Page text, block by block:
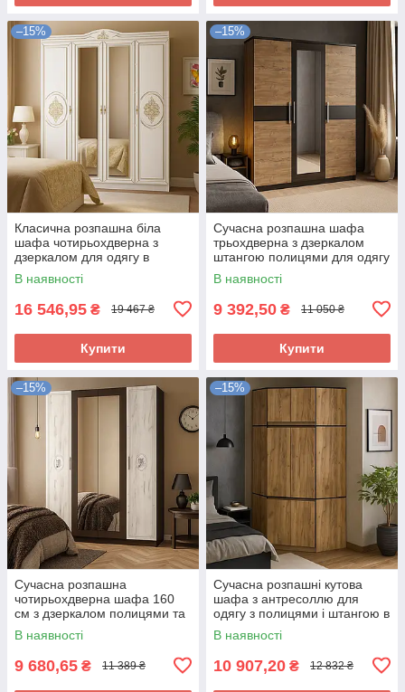
–15%
Класична розпашна біла
шафа чотирьохдверна з
дзеркалом для одягу в
спальню 180 см Мілан
Мебель Сервіс
В наявності
16 546,95 ₴ 19 467 ₴
Купити
–15%
Сучасна розпашна шафа
трьохдверна з дзеркалом
штангою полицями для одягу
в спальню Вероніка Мебель
Сервіс
В наявності
9 392,50 ₴ 11 050 ₴
Купити
–15%
Сучасна розпашна
чотирьохдверна шафа 160
см з дзеркалом полицями та
штангою в спальню венге
Араміс Мебель Сервіс
В наявності
9 680,65 ₴ 11 389 ₴
–15%
Сучасна розпашні кутова
шафа з антресоллю для
одягу з полицями і штангою в
спальню Бруклін Мебель
Сервіс
В наявності
10 907,20 ₴ 12 832 ₴